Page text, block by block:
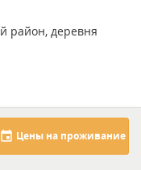
район, деревня
Цены на проживание